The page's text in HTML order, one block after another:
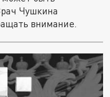
Чушкина
внимание.